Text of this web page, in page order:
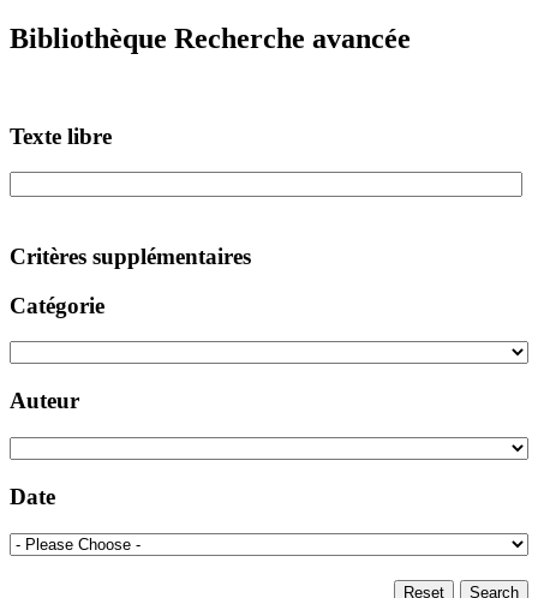
Bibliothèque Recherche avancée
Texte libre
Critères supplémentaires
Catégorie
Auteur
Date
Search
Reset